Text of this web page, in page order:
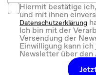
Hiermit bestätige
und mit ihnen
Datenschutzerklärung
Ich bin mit der
Versendung der
Einwilligung kann
Newsletter über